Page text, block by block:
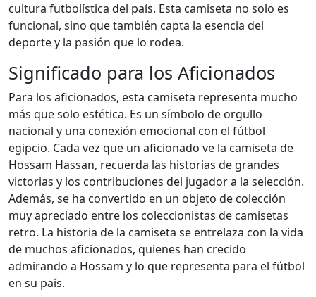
cultura futbolística del país. Esta camiseta no solo es
funcional, sino que también capta la esencia del
deporte y la pasión que lo rodea.
Significado para los Aficionados
Para los aficionados, esta camiseta representa mucho
más que solo estética. Es un símbolo de orgullo
nacional y una conexión emocional con el fútbol
egipcio. Cada vez que un aficionado ve la camiseta de
Hossam Hassan, recuerda las historias de grandes
victorias y los contribuciones del jugador a la selección.
Además, se ha convertido en un objeto de colección
muy apreciado entre los coleccionistas de camisetas
retro. La historia de la camiseta se entrelaza con la vida
de muchos aficionados, quienes han crecido
admirando a Hossam y lo que representa para el fútbol
en su país.